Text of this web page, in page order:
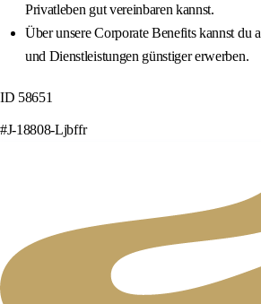
Privatleben gut vereinbaren kannst.
Über unsere Corporate Benefits kannst du
und Dienstleistungen günstiger erwerben.
ID 58651
#J-18808-Ljbffr